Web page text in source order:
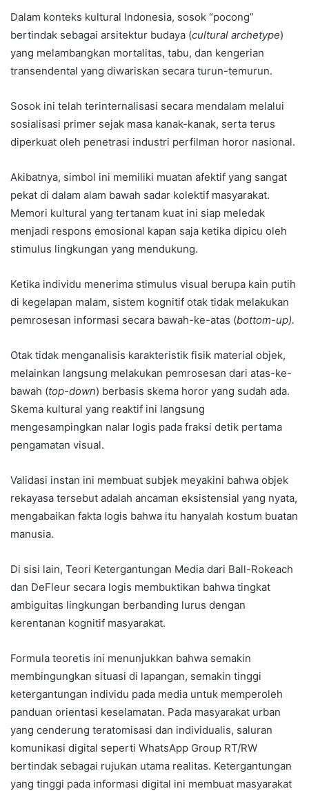
Dalam konteks kultural Indonesia, sosok “pocong”
bertindak sebagai arsitektur budaya (cultural archetype)
yang melambangkan mortalitas, tabu, dan kengerian
transendental yang diwariskan secara turun-temurun.
Sosok ini telah terinternalisasi secara mendalam melalui
sosialisasi primer sejak masa kanak-kanak, serta terus
diperkuat oleh penetrasi industri perfilman horor nasional.
Akibatnya, simbol ini memiliki muatan afektif yang sangat
pekat di dalam alam bawah sadar kolektif masyarakat.
Memori kultural yang tertanam kuat ini siap meledak
menjadi respons emosional kapan saja ketika dipicu oleh
stimulus lingkungan yang mendukung.
Ketika individu menerima stimulus visual berupa kain putih
di kegelapan malam, sistem kognitif otak tidak melakukan
pemrosesan informasi secara bawah-ke-atas (bottom-up).
Otak tidak menganalisis karakteristik fisik material objek,
melainkan langsung melakukan pemrosesan dari atas-ke-
bawah (top-down) berbasis skema horor yang sudah ada.
Skema kultural yang reaktif ini langsung
mengesampingkan nalar logis pada fraksi detik pertama
pengamatan visual.
Validasi instan ini membuat subjek meyakini bahwa objek
rekayasa tersebut adalah ancaman eksistensial yang nyata,
mengabaikan fakta logis bahwa itu hanyalah kostum buatan
manusia.
Di sisi lain, Teori Ketergantungan Media dari Ball-Rokeach
dan DeFleur secara logis membuktikan bahwa tingkat
ambiguitas lingkungan berbanding lurus dengan
kerentanan kognitif masyarakat.
Formula teoretis ini menunjukkan bahwa semakin
membingungkan situasi di lapangan, semakin tinggi
ketergantungan individu pada media untuk memperoleh
panduan orientasi keselamatan. Pada masyarakat urban
yang cenderung teratomisasi dan individualis, saluran
komunikasi digital seperti WhatsApp Group RT/RW
bertindak sebagai rujukan utama realitas. Ketergantungan
yang tinggi pada informasi digital ini membuat masyarakat